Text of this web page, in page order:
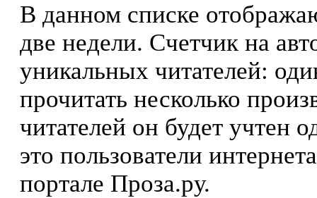
В данном списке
две недели. Счетчик на
уникальных читателей:
прочитать несколько
читателей он будет учтен
это пользователи
портале Проза.ру.